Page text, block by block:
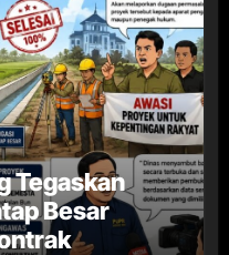
Tegaskan
Besar